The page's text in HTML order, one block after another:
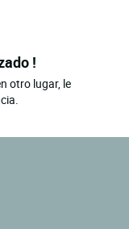
!
otro lugar, le